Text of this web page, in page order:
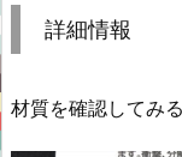
詳細情報
材質を確認してみ